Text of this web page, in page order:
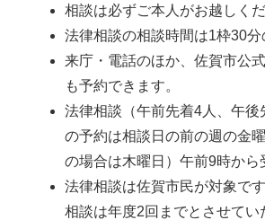
相談は必ずご本人がお越しくだ
法律相談の相談時間は1枠30分
来庁・電話のほか、佐賀市公
も予約できます。
法律相談（午前先着4人、午後
の予約は相談日の前の週の金
の場合は木曜日）午前9時から
法律相談は佐賀市民が対象で
相談は年度2回までとさせてい